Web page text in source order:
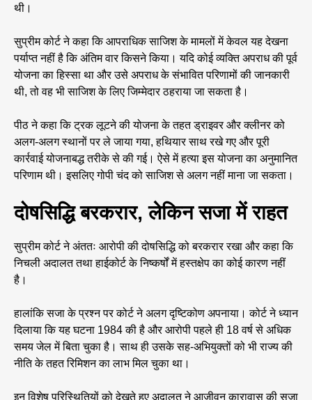
थी।
सुप्रीम कोर्ट ने कहा कि आपराधिक साजिश के मामलों में केवल यह देखना
पर्याप्त नहीं है कि अंतिम वार किसने किया। यदि कोई व्यक्ति अपराध की पूर्व
योजना का हिस्सा था और उसे अपराध के संभावित परिणामों की जानकारी
थी, तो वह भी साजिश के लिए जिम्मेदार ठहराया जा सकता है।
पीठ ने कहा कि ट्रक लूटने की योजना के तहत ड्राइवर और क्लीनर को
अलग-अलग स्थानों पर ले जाया गया, हथियार साथ रखे गए और पूरी
कार्रवाई योजनाबद्ध तरीके से की गई। ऐसे में हत्या इस योजना का अनुमानित
परिणाम थी। इसलिए गोपी चंद को साजिश से अलग नहीं माना जा सकता।
दोषसिद्धि बरकरार, लेकिन सजा में राहत
सुप्रीम कोर्ट ने अंततः आरोपी की दोषसिद्धि को बरकरार रखा और कहा कि
निचली अदालत तथा हाईकोर्ट के निष्कर्षों में हस्तक्षेप का कोई कारण नहीं
है।
हालांकि सजा के प्रश्न पर कोर्ट ने अलग दृष्टिकोण अपनाया। कोर्ट ने ध्यान
दिलाया कि यह घटना 1984 की है और आरोपी पहले ही 18 वर्ष से अधिक
समय जेल में बिता चुका है। साथ ही उसके सह-अभियुक्तों को भी राज्य की
नीति के तहत रिमिशन का लाभ मिल चुका था।
इन विशेष परिस्थितियों को देखते हुए अदालत ने आजीवन कारावास की सजा